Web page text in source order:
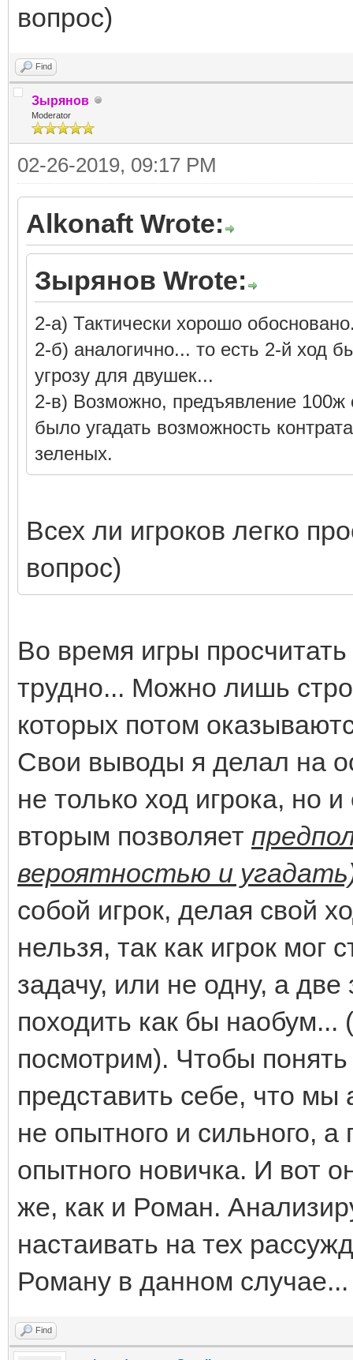
вопрос)
Find
Зырянов
Moderator
02-26-2019, 09:17 PM
Alkonaft Wrote:
Зырянов Wrote:
2-а) Тактически хорошо
2-б) аналогично... то есть 2-й ход
угрозу для двушек...
2-в) Возможно, предъявление
было угадать возможность
зеленых.
Всех ли игроков легко
вопрос)
Во время игры
трудно... Можно лишь
которых потом
Свои выводы я делал на
не только ход игрока, но
вторым позволяет
вероятностью и
собой игрок, делая свой
нельзя, так как игрок мог
задачу, или не одну, а
походить как бы наобум...
посмотрим). Чтобы
представить себе, что
не опытного и сильного,
опытного новичка. И вот
же, как и Роман.
настаивать на тех
Роману в данном случае...
Find